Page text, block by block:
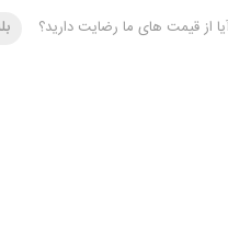
از قیمت های ما رضایت دارید؟